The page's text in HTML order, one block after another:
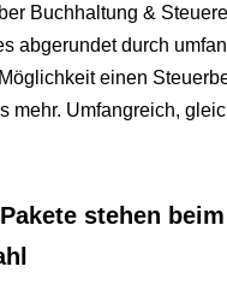
Buchhaltung &
abgerundet durch
einen
mehr. Umfangreich,
stehen